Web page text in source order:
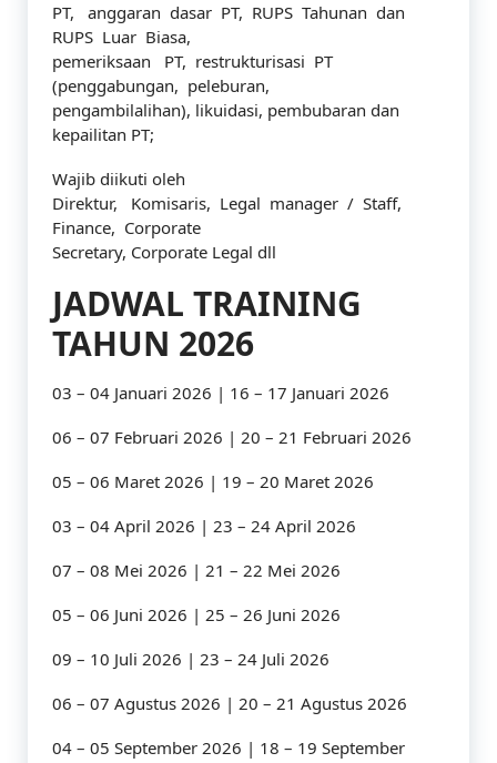
PT, anggaran dasar PT, RUPS Tahunan dan
RUPS Luar Biasa,
pemeriksaan PT, restrukturisasi PT
(penggabungan, peleburan,
pengambilalihan), likuidasi, pembubaran dan
kepailitan PT;
Wajib diikuti oleh
Direktur, Komisaris, Legal manager / Staff,
Finance, Corporate
Secretary, Corporate Legal dll
JADWAL TRAINING
TAHUN 2026
03 – 04 Januari 2026 | 16 – 17 Januari 2026
06 – 07 Februari 2026 | 20 – 21 Februari 2026
05 – 06 Maret 2026 | 19 – 20 Maret 2026
03 – 04 April 2026 | 23 – 24 April 2026
07 – 08 Mei 2026 | 21 – 22 Mei 2026
05 – 06 Juni 2026 | 25 – 26 Juni 2026
09 – 10 Juli 2026 | 23 – 24 Juli 2026
06 – 07 Agustus 2026 | 20 – 21 Agustus 2026
04 – 05 September 2026 | 18 – 19 September